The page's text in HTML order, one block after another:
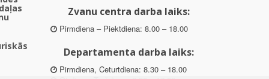
Zvanu centra darba laiks:
Pirmdiena – Piektdiena: 8.00 – 18.00
Departamenta darba laiks:
Pirmdiena, Ceturtdiena: 8.30 – 18.00